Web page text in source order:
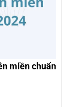
miền chuẩn